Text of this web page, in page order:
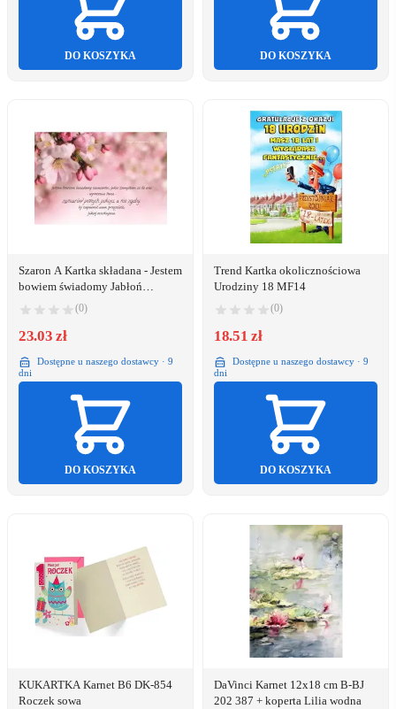
DO KOSZYKA DO KOSZYKA
Szaron A Kartka składana - Jestem
bowiem świadomy Jabłoń
(0)
23.03 zł
Dostępne u naszego dostawcy · 9
dni
DO KOSZYKA
Trend Kartka okolicznościowa
Urodziny 18 MF14
(0)
18.51 zł
Dostępne u naszego dostawcy · 9
dni
DO KOSZYKA
KUKARTKA Karnet B6 DK-854
Roczek sowa
DaVinci Karnet 12x18 cm B-BJ
202 387 + koperta Lilia wodna